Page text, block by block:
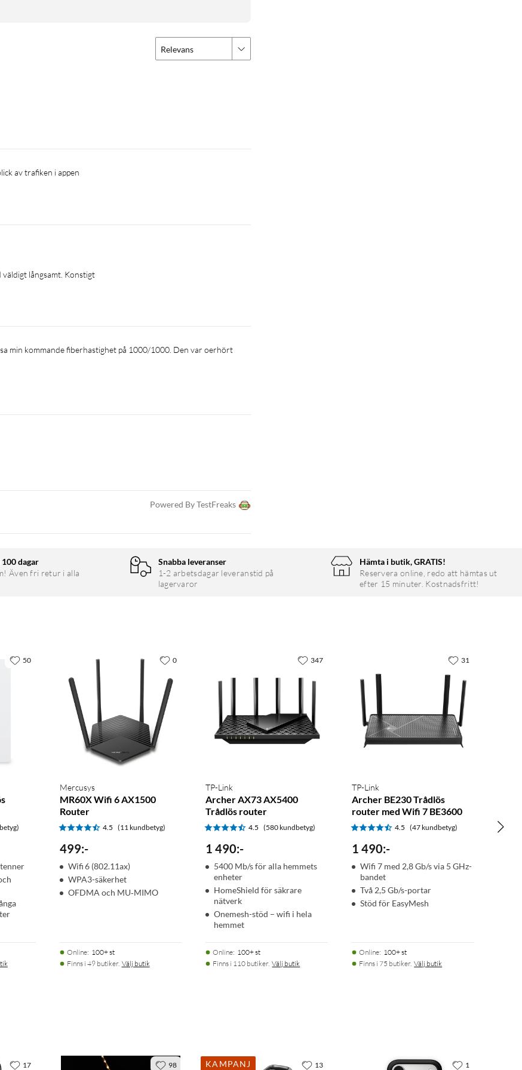
Relevans
av trafiken i appen
långsamt. Konstigt
Powered By TestFreaks
dagar
Även fri retur i alla
Snabba leveranser
1-2 arbetsdagar leveranstid på
lagervaror
Hämta i butik, GRATIS!
Reservera online, redo att hämtas ut
efter 15 minuter. Kostnadsfritt!
50
Mercusys
MR60X Wifi 6 AX1500
Router
4.5 (11 kundbetyg)
499:-
Wifi 6 (802.11ax)
WPA3-säkerhet
OFDMA och MU‑MIMO
Online: 100+ st
Finns i 49 butiker. Välj butik
0
TP-Link
Archer AX73 AX5400
Trådlös router
4.5 (580 kundbetyg)
1 490:-
5400 Mb/s för alla hemmets
enheter
HomeShield för säkrare
nätverk
Onemesh-stöd – wifi i hela
hemmet
Online: 100+ st
Finns i 110 butiker. Välj butik
347
TP-Link
Archer BE230 Trådlös
router med Wifi 7 BE3600
4.5 (47 kundbetyg)
1 490:-
Wifi 7 med 2,8 Gb/s via 5 GHz-
bandet
Två 2,5 Gb/s-portar
Stöd för EasyMesh
Online: 100+ st
Finns i 75 butiker. Välj butik
31
17 98 KAMPANJ 13 1